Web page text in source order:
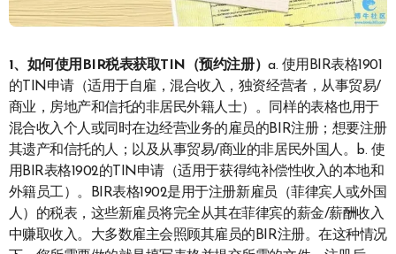
1、如何使用BIR税表获取TIN（预约注册）a. 使用BIR表格1901
的TIN申请（适用于自雇，混合收入，独资经营者，从事贸易/
商业，房地产和信托的非居民外籍人士）。同样的表格也用于
混合收入个人或同时在边经营业务的雇员的BIR注册；想要注册
其遗产和信托的人；以及从事贸易/商业的非居民外国人。b. 使
用BIR表格1902的TIN申请（适用于获得纯补偿性收入的本地和
外籍员工）。BIR表格1902是用于注册新雇员（菲律宾人或外国
人）的税表，这些新雇员将完全从其在菲律宾的薪金/薪酬收入
中赚取收入。大多数雇主会照顾其雇员的BIR注册。在这种情况